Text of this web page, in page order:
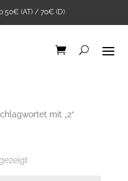
50€ (AT) / 70€ (D)
mit „2“
Nach